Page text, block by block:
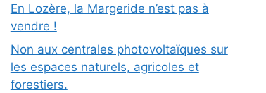
En Lozère, la Margeride n’est pas à
vendre !
Non aux centrales photovoltaïques sur
les espaces naturels, agricoles et
forestiers.